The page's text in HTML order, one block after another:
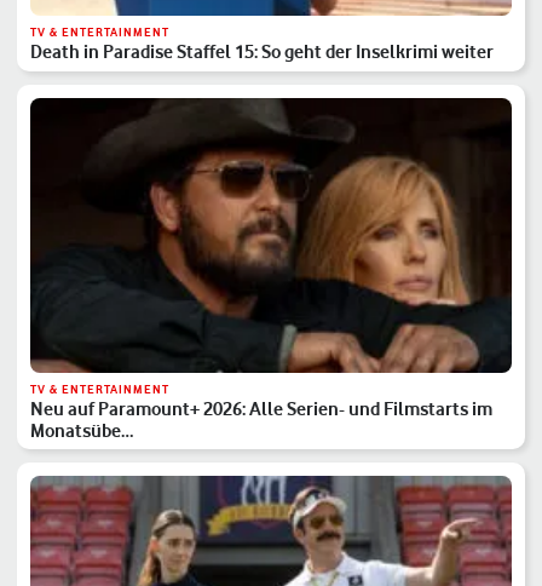
TV & ENTERTAINMENT
Death in Paradise Staffel 15: So geht der Inselkrimi weiter
TV & ENTERTAINMENT
Neu auf Paramount+ 2026: Alle Serien- und Filmstarts im
Monatsübe…